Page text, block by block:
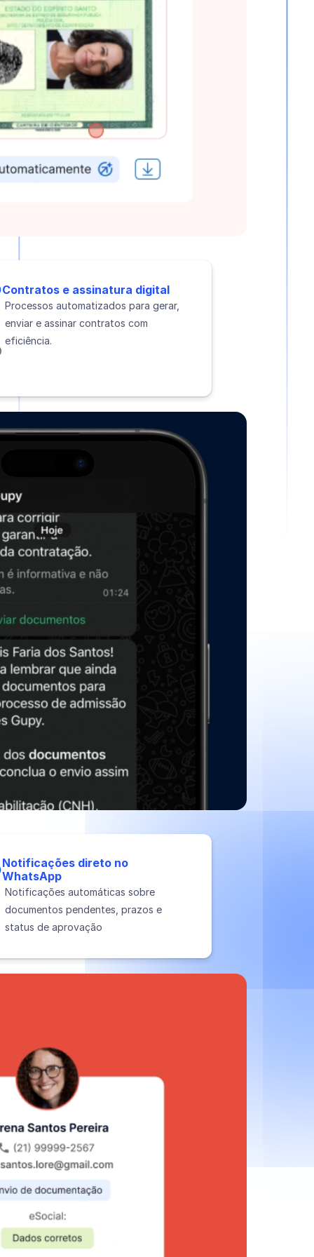
Contratos e assinatura digital
Processos automatizados para gerar,
enviar e assinar contratos com
eficiência.
Notificações direto no
WhatsApp
Notificações automáticas sobre
documentos pendentes, prazos e
status de aprovação